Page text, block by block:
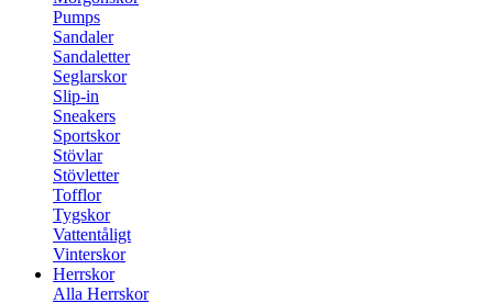
Pumps
Sandaler
Sandaletter
Seglarskor
Slip-in
Sneakers
Sportskor
Stövlar
Stövletter
Tofflor
Tygskor
Vattentåligt
Vinterskor
Herrskor
Alla Herrskor